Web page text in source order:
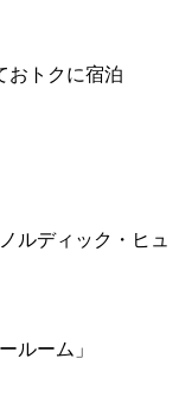
おトクに宿泊
ルディック・ヒュ
ルーム」